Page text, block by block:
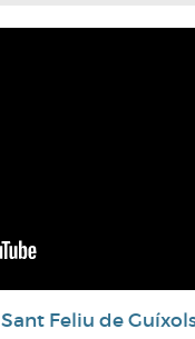
Sant Feliu de